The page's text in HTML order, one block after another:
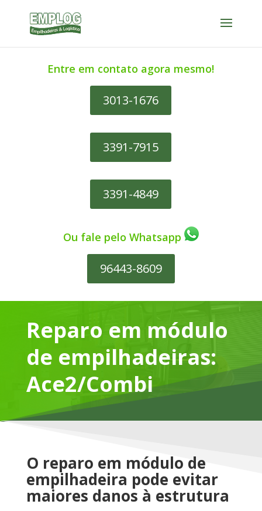
Entre em contato agora mesmo!
3013-1676
3391-7915
3391-4849
Ou fale pelo Whatsapp
96443-8609
Reparo em módulo
de empilhadeiras:
Ace2/Combi
O reparo em módulo de
empilhadeira pode evitar
maiores danos à estrutura